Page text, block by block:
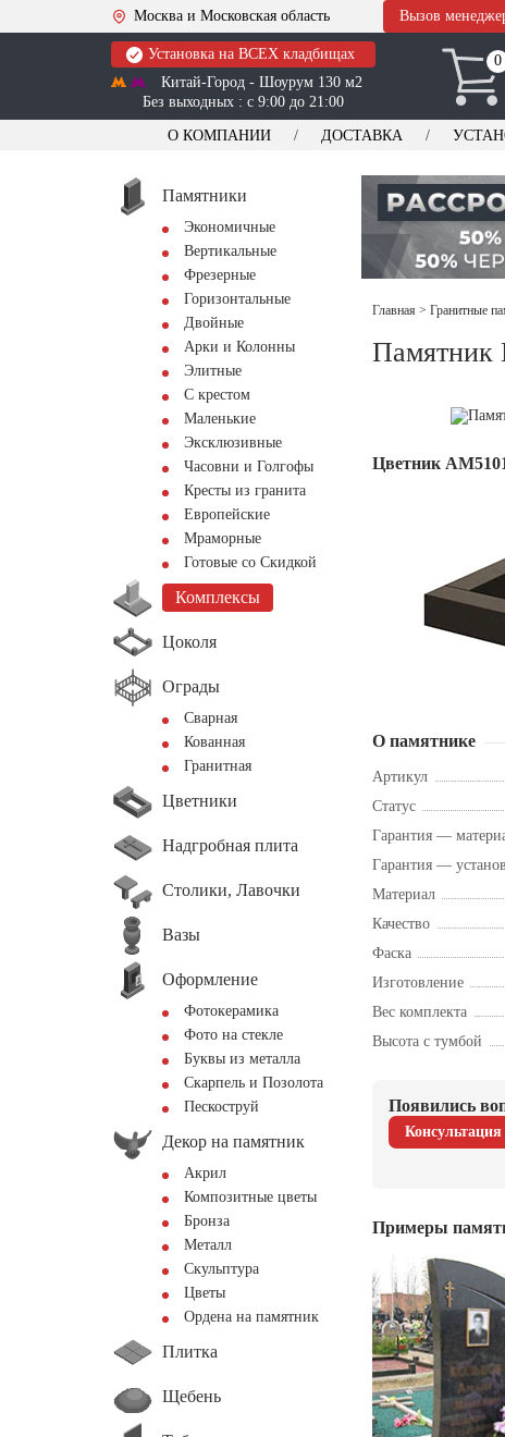
Москва и Московская область Вызов
Установка на ВСЕХ кладбищах
Китай-Город - Шоурум 130 м2
Без выходных : с 9:00 до 21:00
0
0
О КОМПАНИИ ДОСТАВКА
Памятники
Экономичные
Вертикальные
Фрезерные
Горизонтальные
Двойные
Арки и Колонны
Элитные
С крестом
Маленькие
Эксклюзивные
Часовни и Голгофы
Кресты из гранита
Европейские
Мраморные
Готовые со Скидкой
Комплексы
Цоколя
Ограды
Сварная
Кованная
Гранитная
Цветники
Надгробная плита
Столики, Лавочки
Вазы
Оформление
Фотокерамика
Фото на стекле
Буквы из металла
Скарпель и Позолота
Пескоструй
Декор на памятник
Акрил
Композитные цветы
Бронза
Металл
Скульптура
Цветы
Ордена на памятник
Плитка
Щебень
Главная > Гранитные
Памятник
Цветник
О памятнике
Артикул
Статус
Гарантия —
Гарантия —
Материал
Качество
Фаска
Изготовление
Вес комплекта
Высота с тумбой
Появились
Консультация
Примеры